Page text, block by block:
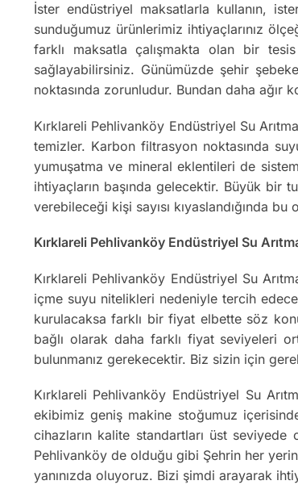
İster endüstriyel maksatlarla kullanın,
sunduğumuz ürünlerimiz ihtiyaçlarınız
farklı maksatla çalışmakta olan bir
sağlayabilirsiniz. Günümüzde şehir
noktasında zorunludur. Bundan daha ağır
Kırklareli Pehlivanköy Endüstriyel Su
temizler. Karbon filtrasyon noktasında
yumuşatma ve mineral eklentileri de
ihtiyaçların başında gelecektir. Büyük
verebileceği kişi sayısı kıyaslandığında
Kırklareli Pehlivanköy Endüstriyel Su
Kırklareli Pehlivanköy Endüstriyel Su
içme suyu nitelikleri nedeniyle tercih
kurulacaksa farklı bir fiyat elbette söz
bağlı olarak daha farklı fiyat seviyeleri
bulunmanız gerekecektir. Biz sizin için
Kırklareli Pehlivanköy Endüstriyel Su
ekibimiz geniş makine stoğumuz
cihazların kalite standartları üst
Pehlivanköy de olduğu gibi Şehrin her
yanınızda oluyoruz. Bizi şimdi arayarak